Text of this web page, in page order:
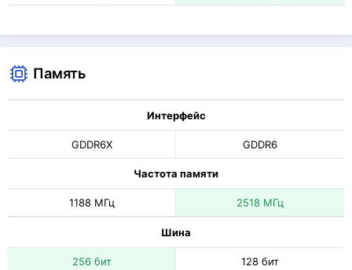
Память
Интерфейс
GDDR6X GDDR6
Частота памяти
1188 МГц 2518 МГц
Шина
256 бит 128 бит